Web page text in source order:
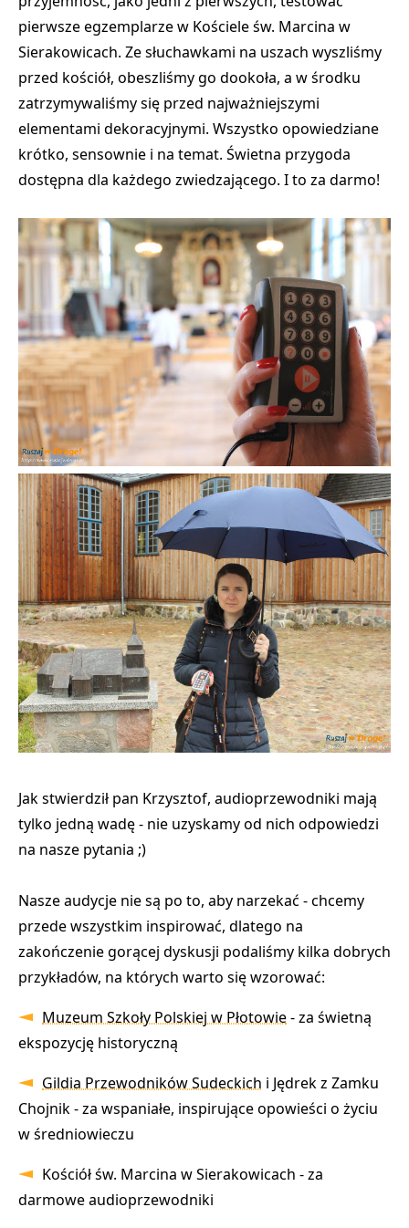
pierwsze egzemplarze w Kościele św. Marcina w
Sierakowicach. Ze słuchawkami na uszach wyszliśmy
przed kościół, obeszliśmy go dookoła, a w środku
zatrzymywaliśmy się przed najważniejszymi
elementami dekoracyjnymi. Wszystko opowiedziane
krótko, sensownie i na temat. Świetna przygoda
dostępna dla każdego zwiedzającego. I to za darmo!
Jak stwierdził pan Krzysztof, audioprzewodniki mają
tylko jedną wadę- nie uzyskamy od nich odpowiedzi
na nasze pytania ;)
Nasze audycje nie są po to, aby narzekać - chcemy
przede wszystkim inspirować, dlatego na
zakończenie gorącej dyskusji podaliśmy kilka dobrych
przykładów, na których warto się wzorować:
Muzeum Szkoły Polskiej w Płotowie- za świetną
ekspozycję historyczną
Gildia Przewodników Sudeckich i Jędrek z Zamku
Chojnik - za wspaniałe, inspirujące opowieści o życiu
w średniowieczu
Kościół św. Marcina w Sierakowicach - za
darmowe audioprzewodniki